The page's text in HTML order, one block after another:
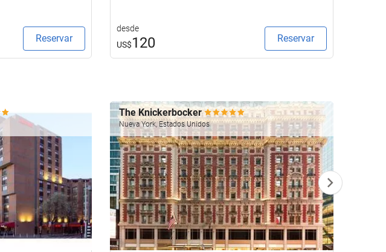
Reservar
desde
US$120 Reservar
The Knickerbocker
Nueva York, Estados Unidos